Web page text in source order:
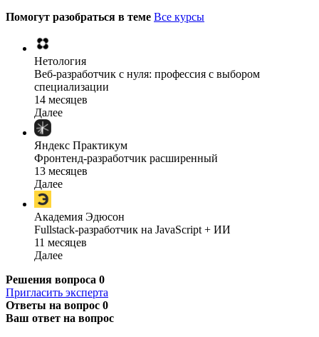
Помогут разобраться в теме Все курсы
Нетология
Веб-разработчик с нуля: профессия с выбором
специализации
14 месяцев
Далее
Яндекс Практикум
Фронтенд-разработчик расширенный
13 месяцев
Далее
Академия Эдюсон
Fullstack-разработчик на JavaScript + ИИ
11 месяцев
Далее
Решения вопроса 0
Пригласить эксперта
Ответы на вопрос 0
Ваш ответ на вопрос